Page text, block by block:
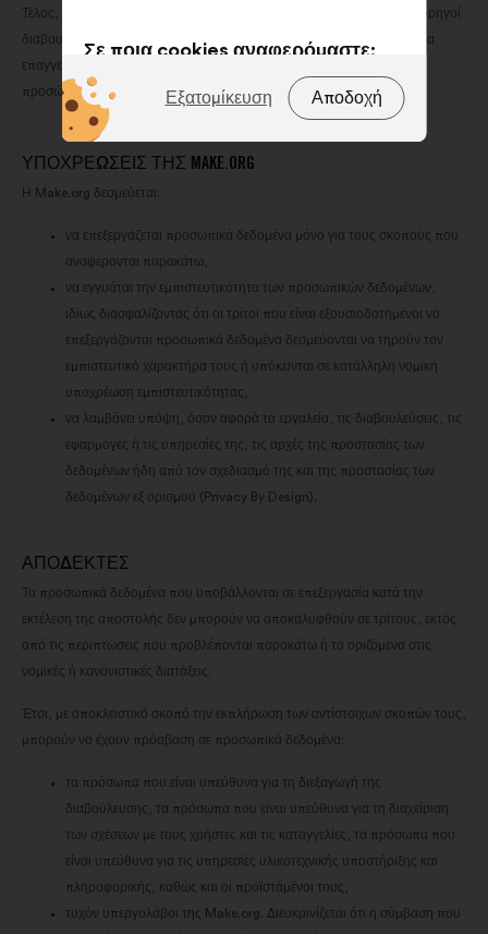
Τέλος, διαχειριζόμαστε τις συμβατικές σχέσεις με τους πελάτες μας (χορηγοί
διαβουλεύσεων). Για αυτόν τον σκοπό επεξεργαζόμαστε τα ονόματα, τα
επαγγελματικά στοιχεία επικοινωνίας και τους τίτλους εργασίας των
προσώπων επικοινωνίας και των αντιπροσώπων των πελατών μας.
ΥΠΟΧΡΕΩΣΕΙΣ ΤΗΣ MAKE.ORG
Η Make.org δεσμεύεται:
να επεξεργάζεται προσωπικά δεδομένα μόνο για τους σκοπούς που
αναφέρονται παρακάτω,
να εγγυάται την εμπιστευτικότητα των προσωπικών δεδομένων,
ιδίως διασφαλίζοντας ότι οι τρίτοι που είναι εξουσιοδοτημένοι να
επεξεργάζονται προσωπικά δεδομένα δεσμεύονται να τηρούν τον
εμπιστευτικό χαρακτήρα τους ή υπόκεινται σε κατάλληλη νομική
υποχρέωση εμπιστευτικότητας,
να λαμβάνει υπόψη, όσον αφορά τα εργαλεία, τις διαβουλεύσεις, τις
εφαρμογές ή τις υπηρεσίες της, τις αρχές της προστασίας των
δεδομένων ήδη από τον σχεδιασμό της και της προστασίας των
δεδομένων εξ ορισμού (Privacy By Design).
ΑΠΟΔΕΚΤΕΣ
Τα προσωπικά δεδομένα που υποβάλλονται σε επεξεργασία κατά την
εκτέλεση της αποστολής δεν μπορούν να αποκαλυφθούν σε τρίτους, εκτός
από τις περιπτώσεις που προβλέπονται παρακάτω ή τα οριζόμενα στις
νομικές ή κανονιστικές διατάξεις.
Έτσι, με αποκλειστικό σκοπό την εκπλήρωση των αντίστοιχων σκοπών τους,
μπορούν να έχουν πρόσβαση σε προσωπικά δεδομένα:
τα πρόσωπα που είναι υπεύθυνα για τη διεξαγωγή της
διαβούλευσης, τα πρόσωπα που είναι υπεύθυνα για τη διαχείριση
των σχέσεων με τους χρήστες και τις καταγγελίες, τα πρόσωπα που
είναι υπεύθυνα για τις υπηρεσίες υλικοτεχνικής υποστήριξης και
πληροφορικής, καθώς και οι προϊστάμένοι τους,
τυχόν υπεργολάβοι της Make.org. Διευκρινίζεται ότι η σύμβαση που
Σε ποια cookies αναφερόμαστε;
Τεχνικά:cookies που είναι
απαραίτητα για τη λειτουργία του
ιστότοπου
Προτιμήσεις:
περιήγησή σας στον ιστότοπο
Στατιστικά:
εμπλουτισμό της ανάλυσης των
διαβουλεύσεων με τους πολίτες σε
συγκεντρωτική μορφή
Μέσα κοινωνικής δικτύωσης:
cookies που μας βοηθούν να
βελτιστοποιήσουμε τον αντίκτυπό
μας στα μέσα κοινωνικής δικτύωσης
Αποδοχή
Εξατομίκευση